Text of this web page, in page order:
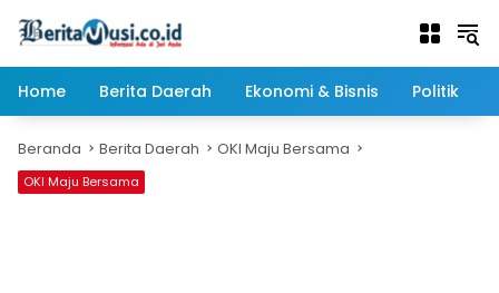
Home
Berita Daerah Ekonomi & Bisnis Politik
Beranda Berita Daerah OKI Maju Bersama
OKI Maju Bersama